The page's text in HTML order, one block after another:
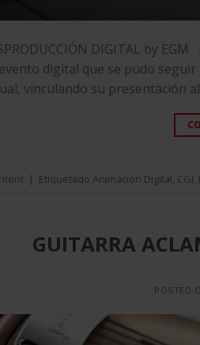
DIGITAL by
digital que se pudo
vinculando su presentación
| Etiquetado Animación Digital, CGI,
GUITARRA
POSTED